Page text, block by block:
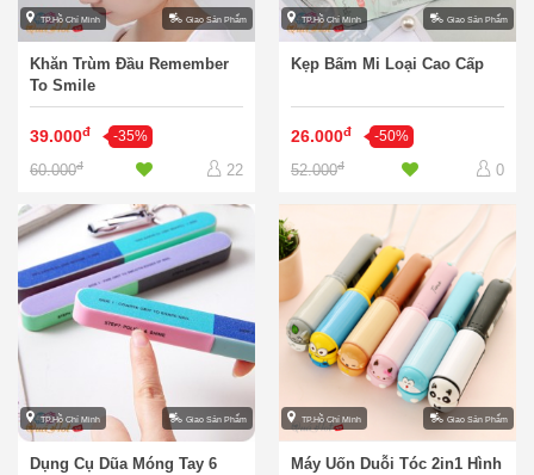
TP.Hồ Chí Minh Giao Sản Phẩm
Khăn Trùm Đầu Remember
To Smile
39.000đ -35%
60.000đ 22
TP.Hồ Chí Minh Giao Sản Phẩm
Kẹp Bấm Mi Loại Cao Cấp
26.000đ -50%
52.000đ 0
TP.Hồ Chí Minh Giao Sản Phẩm
Dụng Cụ Dũa Móng Tay 6
TP.Hồ Chí Minh Giao Sản Phẩm
Máy Uốn Duỗi Tóc 2in1 Hình